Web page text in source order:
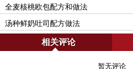
全麦核桃欧包配方和做法
汤种鲜奶吐司配方做法
相关评论
暂无评论